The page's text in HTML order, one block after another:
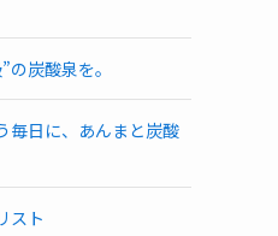
炭酸泉を。
毎日に、あんまと炭酸
スト